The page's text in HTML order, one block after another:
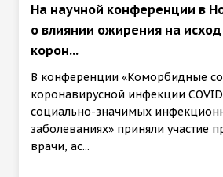
На научной конференции в
о влиянии ожирения на
корон...
В конференции «Коморбидные
коронавирусной инфекции
социально-значимых
заболеваниях» приняли участие
врачи, ас...